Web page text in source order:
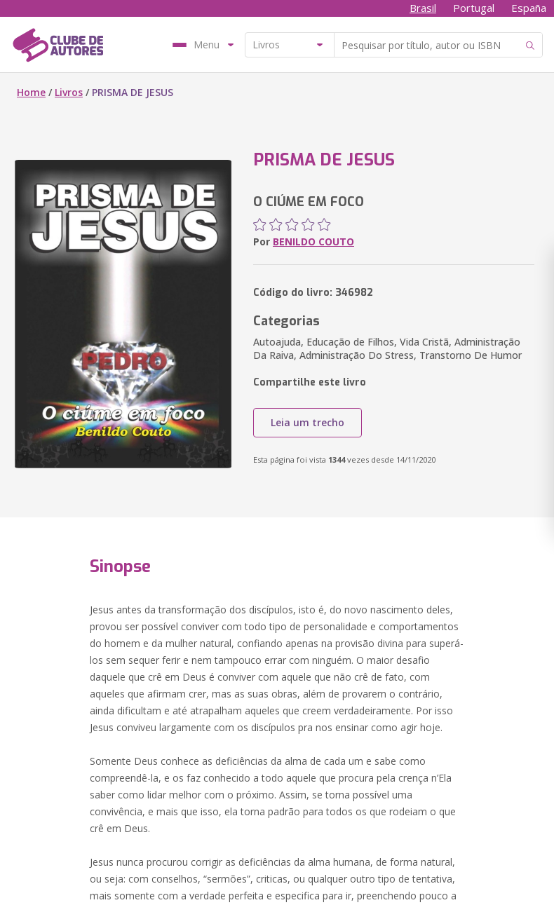
Brasil Portugal España
Menu
Home / Livros / PRISMA DE JESUS
PRISMA DE JESUS
O CIÚME EM FOCO
Por BENILDO COUTO
Código do livro: 346982
Categorias
Autoajuda, Educação de Filhos, Vida Cristã, Administração
Da Raiva, Administração Do Stress, Transtorno De Humor
Compartilhe este livro
Leia um trecho
Esta página foi vista 1344vezes desde 14/11/2020
Sinopse
Jesus antes da transformação dos discípulos, isto é, do novo nascimento deles,
provou ser possível conviver com todo tipo de personalidade e comportamentos
do homem e da mulher natural, confiando apenas na provisão divina para superá-
los sem sequer ferir e nem tampouco errar com ninguém. O maior desafio
daquele que crê em Deus é conviver com aquele que não crê de fato, com
aqueles que afirmam crer, mas as suas obras, além de provarem o contrário,
ainda dificultam e até atrapalham aqueles que creem verdadeiramente. Por isso
Jesus conviveu largamente com os discípulos pra nos ensinar como agir hoje.
Somente Deus conhece as deficiências da alma de cada um e sabe como
compreendê-la, e os faz conhecido a todo aquele que procura pela crença n’Ela
saber como lidar melhor com o próximo. Assim, se torna possível uma
convivência, e mais que isso, ela torna padrão para todos os que rodeiam o que
crê em Deus.
Jesus nunca procurou corrigir as deficiências da alma humana, de forma natural,
ou seja: com conselhos, “sermões”, criticas, ou qualquer outro tipo de tentativa,
mais somente com a verdade perfeita e especifica para ir, preenchendo pouco a